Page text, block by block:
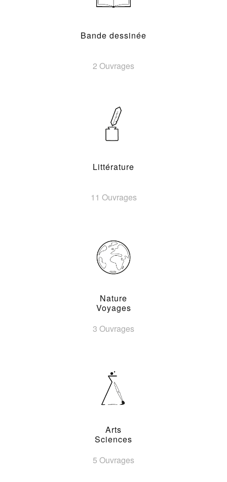
Bande dessinée
2 Ouvrages
Littérature
11 Ouvrages
Nature
Voyages
3 Ouvrages
Arts
Sciences
5 Ouvrages